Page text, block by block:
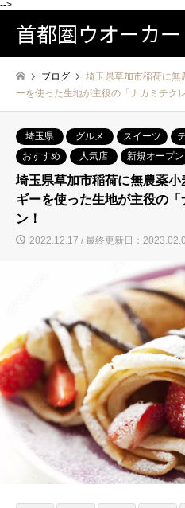
-->
首都圏ウオーカー
ブログ
埼玉県草加市稲荷に無
ーを使った生地が主役の「ナカミチク
埼玉県 グルメ スイーツ
おすすめ
人気店 新規オープン
埼玉県草加市稲荷に無農薬
ギーを使った生地が主役の
ン！
2022.12.17 / 最終更新日：